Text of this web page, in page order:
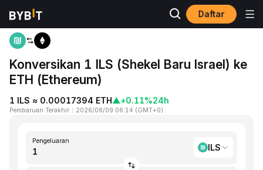
Daftar
Beranda
Konversikan 1 ILS (Shekel Baru Israel) ke
ETH (Ethereum)
1 ILS ≈ 0.00017394 ETH▲+0.11%24h
Pembaruan Terakhir ： 2026/08/09 06:14 (GMT+0)
Pengeluaran
ILS